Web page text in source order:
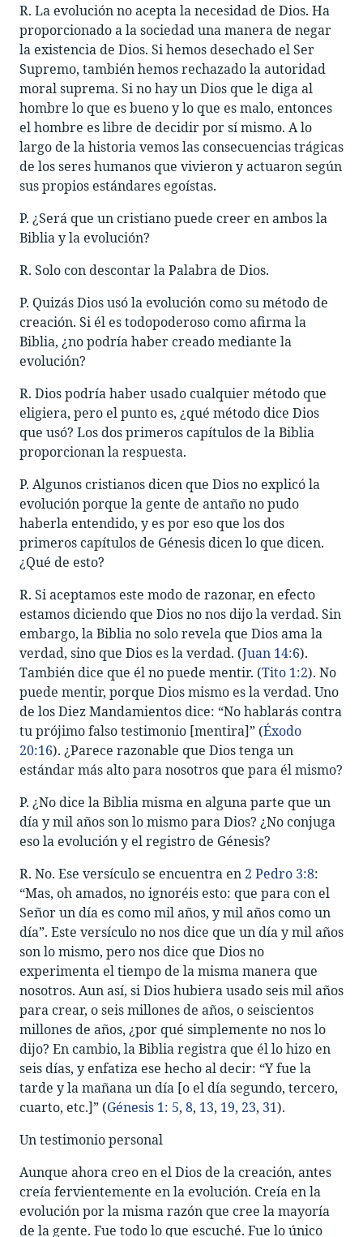
R. La evolución no acepta la necesidad de Dios. Ha
proporcionado a la sociedad una manera de negar
la existencia de Dios. Si hemos desechado el Ser
Supremo, también hemos rechazado la autoridad
moral suprema. Si no hay un Dios que le diga al
hombre lo que es bueno y lo que es malo, entonces
el hombre es libre de decidir por sí mismo. A lo
largo de la historia vemos las consecuencias trágicas
de los seres humanos que vivieron y actuaron según
sus propios estándares egoístas.
P. ¿Será que un cristiano puede creer en ambos la
Biblia y la evolución?
R. Solo con descontar la Palabra de Dios.
P. Quizás Dios usó la evolución como su método de
creación. Si él es todopoderoso como afirma la
Biblia, ¿no podría haber creado mediante la
evolución?
R. Dios podría haber usado cualquier método que
eligiera, pero el punto es, ¿qué método dice Dios
que usó? Los dos primeros capítulos de la Biblia
proporcionan la respuesta.
P. Algunos cristianos dicen que Dios no explicó la
evolución porque la gente de antaño no pudo
haberla entendido, y es por eso que los dos
primeros capítulos de Génesis dicen lo que dicen.
¿Qué de esto?
R. Si aceptamos este modo de razonar, en efecto
estamos diciendo que Dios no nos dijo la verdad. Sin
embargo, la Biblia no solo revela que Dios ama la
verdad, sino que Dios es la verdad. (Juan 14:6).
También dice que él no puede mentir. (Tito 1:2). No
puede mentir, porque Dios mismo es la verdad. Uno
de los Diez Mandamientos dice: “No hablarás contra
tu prójimo falso testimonio [mentira]” (Éxodo
20:16). ¿Parece razonable que Dios tenga un
estándar más alto para nosotros que para él mismo?
P. ¿No dice la Biblia misma en alguna parte que un
día y mil años son lo mismo para Dios? ¿No conjuga
eso la evolución y el registro de Génesis?
R. No. Ese versículo se encuentra en 2 Pedro 3:8:
“Mas, oh amados, no ignoréis esto: que para con el
Señor un día es como mil años, y mil años como un
día”. Este versículo no nos dice que un día y mil años
son lo mismo, pero nos dice que Dios no
experimenta el tiempo de la misma manera que
nosotros. Aun así, si Dios hubiera usado seis mil años
para crear, o seis millones de años, o seiscientos
millones de años, ¿por qué simplemente no nos lo
dijo? En cambio, la Biblia registra que él lo hizo en
seis días, y enfatiza ese hecho al decir: “Y fue la
tarde y la mañana un día [o el día segundo, tercero,
cuarto, etc.]” (Génesis 1: 5, 8, 13, 19, 23, 31).
Un testimonio personal
Aunque ahora creo en el Dios de la creación, antes
creía fervientemente en la evolución. Creía en la
evolución por la misma razón que cree la mayoría
de la gente. Fue todo lo que escuché. Fue lo único